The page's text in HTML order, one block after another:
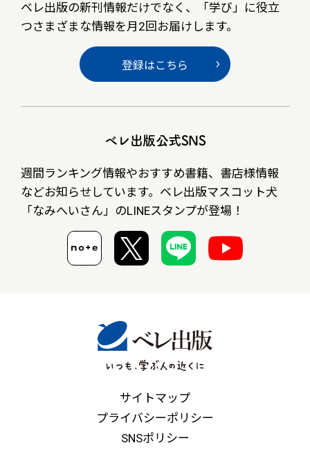
ベレ出版の新刊情報だけでなく、
「学び」に役立
つさまざまな情報を月2回お届けします。
登録はこちら
ベレ出版公式SNS
週間ランキング情報やおすすめ書籍、書店様情報
などお知らせしています。ベレ出版マスコット犬
「なみへいさん」のLINEスタンプが登場！
サイトマップ
プライバシーポリシー
SNSポリシー